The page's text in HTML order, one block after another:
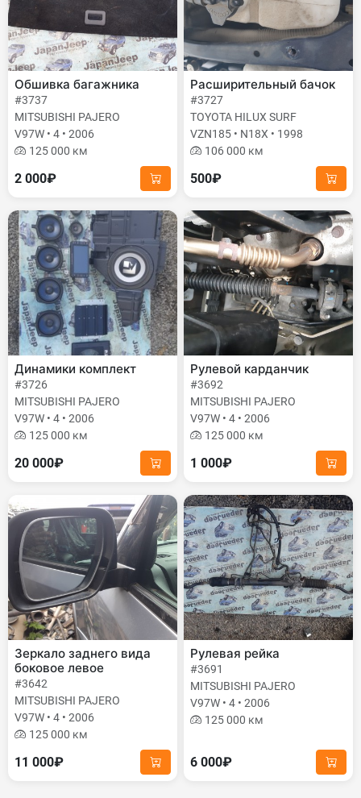
Обшивка багажника
#3737
MITSUBISHI PAJERO
V97W • 4 • 2006
125 000 км
2 000₽
Расширительный бачок
#3727
TOYOTA HILUX SURF
VZN185 • N18X • 1998
106 000 км
500₽
Динамики комплект
#3726
MITSUBISHI PAJERO
V97W • 4 • 2006
125 000 км
20 000₽
Рулевой карданчик
#3692
MITSUBISHI PAJERO
V97W • 4 • 2006
125 000 км
1 000₽
Зеркало заднего вида
боковое левое
#3642
MITSUBISHI PAJERO
V97W • 4 • 2006
125 000 км
11 000₽
Рулевая рейка
#3691
MITSUBISHI PAJERO
V97W • 4 • 2006
125 000 км
6 000₽